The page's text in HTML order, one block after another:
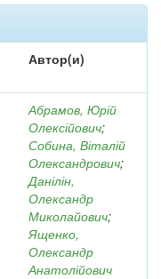
Автор(и)
Абрамов, Юрій
Олексійович;
Собина, Віталій
Олександрович;
Данілін,
Олександр
Миколайович;
Ященко,
Олександр
Анатолійович